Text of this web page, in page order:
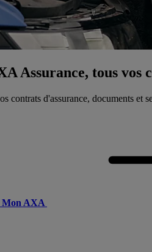
Assurance, tous vos
contrats d'assurance, documents et
Mon AXA